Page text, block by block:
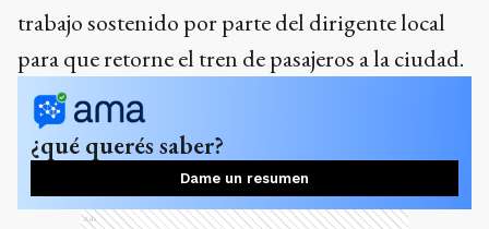
trabajo sostenido por parte del dirigente local
para que retorne el tren de pasajeros a la ciudad.
¿qué querés saber?
Dame un resumen
Ads